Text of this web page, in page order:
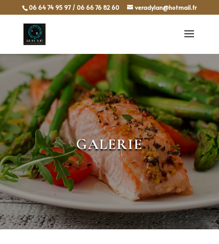
06 64 74 95 97 / 06 66 76 82 60 veradylan@hotmail.fr
GALERIE